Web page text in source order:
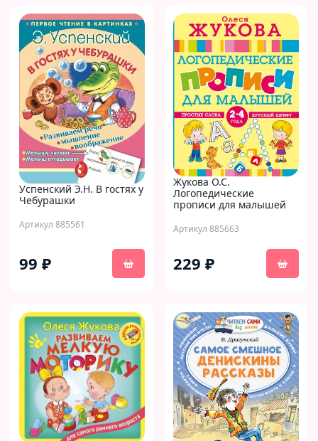
Успенский Э.Н. В гостях у
Чебурашки
Артикул 885561
99 ₽
Жукова О.С.
Логопедические
прописи для малышей
Артикул 885663
229 ₽